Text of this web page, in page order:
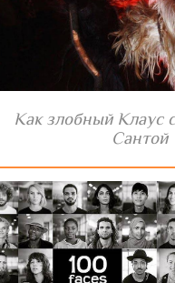
Как злобный Клаус
Сантой